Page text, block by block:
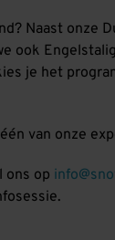
Naast onze
ook
je het
van onze
ons op